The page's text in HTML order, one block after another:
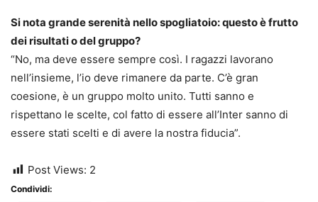
Si nota grande serenità nello spogliatoio: questo è frutto
dei risultati o del gruppo?
“No, ma deve essere sempre così. I ragazzi lavorano
nell’insieme, l’io deve rimanere da parte. C’è gran
coesione, è un gruppo molto unito. Tutti sanno e
rispettano le scelte, col fatto di essere all’Inter sanno di
essere stati scelti e di avere la nostra fiducia”.
Post Views: 2
Condividi: